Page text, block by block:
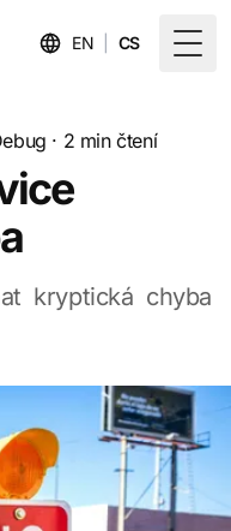
EN CS
· 2 min čtení
kryptická chyba